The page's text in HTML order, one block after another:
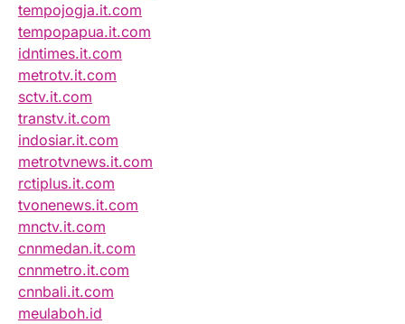
tempojogja.it.com
tempopapua.it.com
idntimes.it.com
metrotv.it.com
sctv.it.com
transtv.it.com
indosiar.it.com
metrotvnews.it.com
rctiplus.it.com
tvonenews.it.com
mnctv.it.com
cnnmedan.it.com
cnnmetro.it.com
cnnbali.it.com
meulaboh.id